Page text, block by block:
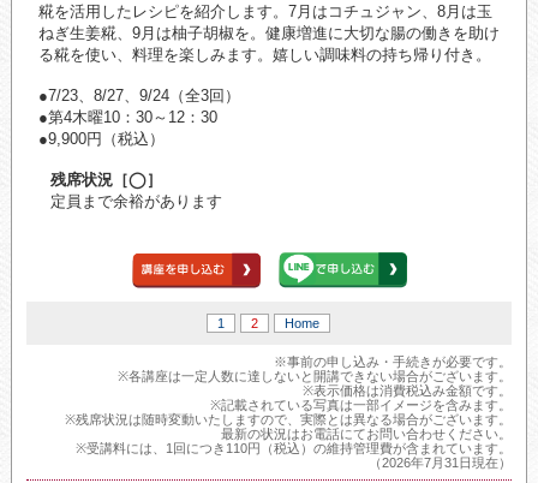
糀を活用したレシピを紹介します。7月はコチュジャン、8月は玉
ねぎ生姜糀、9月は柚子胡椒を。健康増進に大切な腸の働きを助け
る糀を使い、料理を楽しみます。嬉しい調味料の持ち帰り付き。
●7/23、8/27、9/24（全3回）
●第4木曜10：30～12：30
●9,900円（税込）
残席状況［◯］
定員まで余裕があります
1 2 Home
※事前の申し込み・手続きが必要です。
※各講座は一定人数に達しないと開講できない場合がございます。
※表示価格は消費税込み金額です。
※記載されている写真は一部イメージを含みます。
※残席状況は随時変動いたしますので、実際とは異なる場合がございます。
最新の状況はお電話にてお問い合わせください。
※受講料には、1回につき110円（税込）の維持管理費が含まれています。
（2026年7月31日現在）